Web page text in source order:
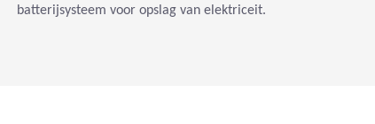
batterijsysteem voor opslag van elektriceit.